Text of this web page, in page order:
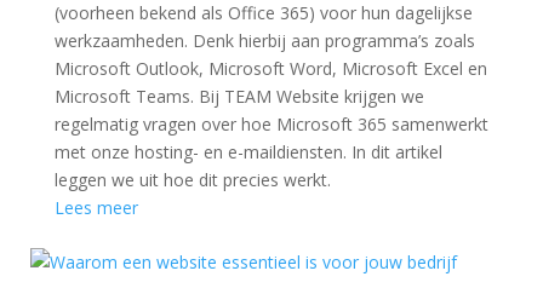
(voorheen bekend als Office 365) voor hun dagelijkse
werkzaamheden. Denk hierbij aan programma’s zoals
Microsoft Outlook, Microsoft Word, Microsoft Excel en
Microsoft Teams. Bij TEAM Website krijgen we
regelmatig vragen over hoe Microsoft 365 samenwerkt
met onze hosting- en e-maildiensten. In dit artikel
leggen we uit hoe dit precies werkt.
Lees meer